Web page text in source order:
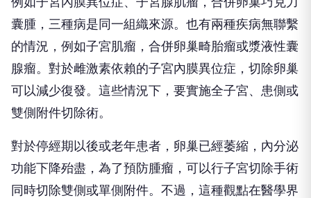
囊腫，三種病是同一組織來源。也有兩種疾病無聯繫
的情況，例如子宮肌瘤，合併卵巢畸胎瘤或漿液性囊
腺瘤。對於雌激素依賴的子宮內膜異位症，切除卵巢
可以減少復發。這些情況下，要實施全子宮、患側或
雙側附件切除術。
對於停經期以後或老年患者，卵巢已經萎縮，內分泌
功能下降殆盡，為了預防腫瘤，可以行子宮切除手術
同時切除雙側或單側附件。不過，這種觀點在醫學界